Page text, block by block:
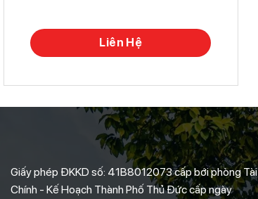
Liên Hệ
Giấy phép ĐKKD số: 41B8012073 cấp bới phòng Tài
Chính - Kế Hoạch Thành Phố Thủ Đức cấp ngày